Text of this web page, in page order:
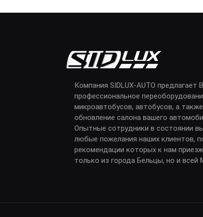
Компания SIDLUX-AUTO предлагает
профессиональное
микроавтобусов, автобусов, а
обновление салона вашего
Опытные сотрудники в состоянии
любые пожелания наших клиентов,
рекомендации которых к нам
только из города Бельцы, но и